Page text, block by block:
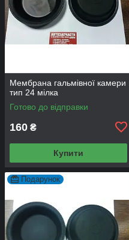
Мембрана гальмівної камери
тип 24 мілка
Готово до відправки
160 ₴
Купити
Подарунок